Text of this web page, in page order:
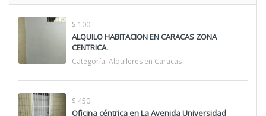
$ 100
ALQUILO HABITACION EN CARACAS ZONA
CENTRICA.
Categoría: Alquileres en Caracas
$ 450
Oficina céntrica en La Avenida Universidad